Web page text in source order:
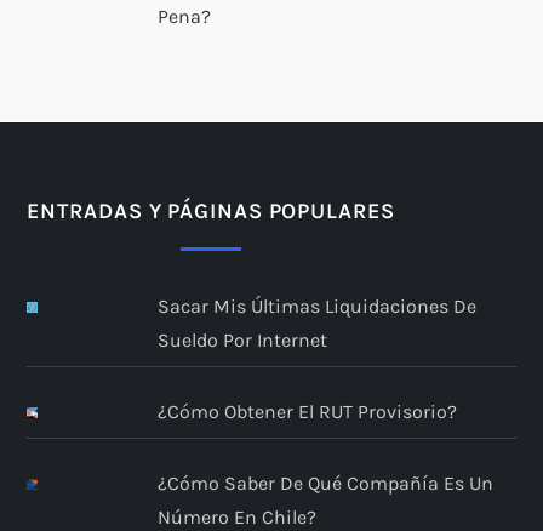
Pena?
ENTRADAS Y PÁGINAS POPULARES
Sacar Mis Últimas Liquidaciones De
Sueldo Por Internet
¿Cómo Obtener El RUT Provisorio?
¿Cómo Saber De Qué Compañía Es Un
Número En Chile?